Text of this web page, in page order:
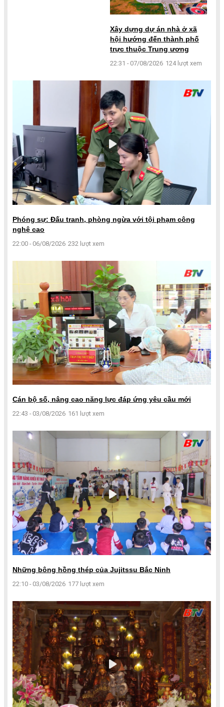
Xây dựng dự án nhà ở xã
hội hướng đến thành phố
trực thuộc Trung ương
22:31 - 07/08/2026 124 lượt xem
Phóng sự: Đấu tranh, phòng ngừa với tội phạm công
nghệ cao
22:00 - 06/08/2026 232 lượt xem
Cán bộ số, nâng cao năng lực đáp ứng yêu cầu mới
22:43 - 03/08/2026 161 lượt xem
Những bông hồng thép của Jujitssu Bắc Ninh
22:10 - 03/08/2026 177 lượt xem